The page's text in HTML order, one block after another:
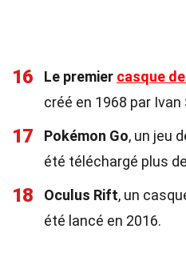
16 Le premier casque
créé en 1968 par Ivan
17 Pokémon Go, un jeu
été téléchargé plus
18 Oculus Rift, un
été lancé en 2016.